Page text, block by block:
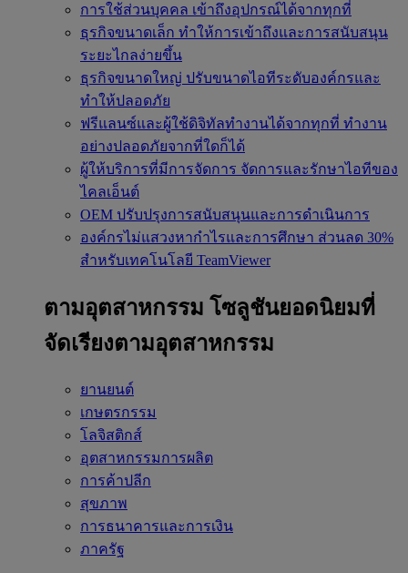
การใช้ส่วนบุคคล เข้าถึงอุปกรณ์ได้จากทุกที่
ธุรกิจขนาดเล็ก ทำให้การเข้าถึงและการสนับสนุน
ระยะไกลง่ายขึ้น
ธุรกิจขนาดใหญ่ ปรับขนาดไอทีระดับองค์กรและ
ทำให้ปลอดภัย
ฟรีแลนซ์และผู้ใช้ดิจิทัลทำงานได้จากทุกที่ ทำงาน
อย่างปลอดภัยจากที่ใดก็ได้
ผู้ให้บริการที่มีการจัดการ จัดการและรักษาไอทีของ
ไคลเอ็นต์
OEM ปรับปรุงการสนับสนุนและการดำเนินการ
องค์กรไม่แสวงหากำไรและการศึกษา ส่วนลด 30%
สำหรับเทคโนโลยี TeamViewer
ตามอุตสาหกรรม โซลูชันยอดนิยมที่
จัดเรียงตามอุตสาหกรรม
ยานยนต์
เกษตรกรรม
โลจิสติกส์
อุตสาหกรรมการผลิต
การค้าปลีก
สุขภาพ
การธนาคารและการเงิน
ภาครัฐ